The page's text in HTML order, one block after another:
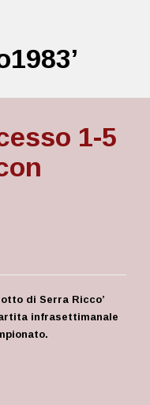
1-5
di Serra Ricco’
infrasettimanale